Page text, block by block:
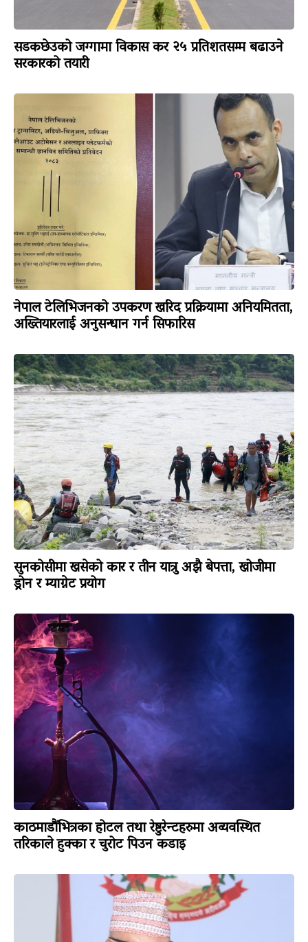
सडकछेउको जग्गामा विकास कर २५ प्रतिशतसम्म बढाउने
सरकारको तयारी
नेपाल टेलिभिजनको उपकरण खरिद प्रक्रियामा अनियमितता,
अख्तियारलाई अनुसन्धान गर्न सिफारिस
सुनकोसीमा खसेको कार र तीन यात्रु अझै बेपत्ता, खोजीमा
ड्रोन र म्याग्नेट प्रयोग
काठमाडौंभित्रका होटल तथा रेष्टुरेन्टहरुमा अव्यवस्थित
तरिकाले हुक्का र चुरोट पिउन कडाइ